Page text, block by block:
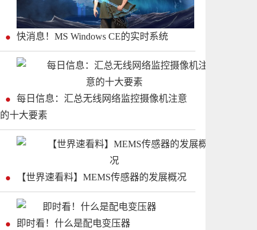
快消息！MS Windows CE的实时系统
每日信息：汇总无线网络监控摄像机注意
的十大要素
【世界速看料】MEMS传感器的发展概况
即时看！什么是配电变压器